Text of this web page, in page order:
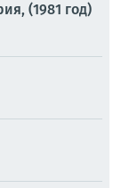
(1981 год)